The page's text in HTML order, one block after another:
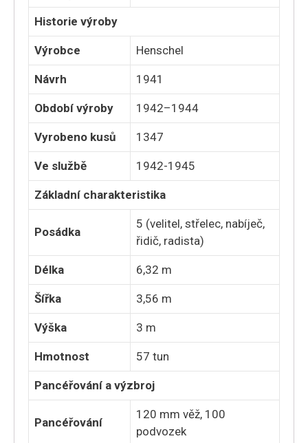
Historie výroby
Výrobce Henschel
Návrh 1941
Období výroby 1942–1944
Vyrobeno kusů 1347
Ve službě 1942-1945
Základní charakteristika
Posádka
5 (velitel, střelec, nabíječ,
řidič, radista)
Délka 6,32 m
Šířka 3,56 m
Výška 3 m
Hmotnost 57 tun
Pancéřování a výzbroj
Pancéřování
120 mm věž, 100
podvozek